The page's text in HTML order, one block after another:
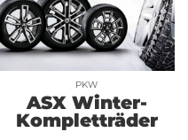
PKW
ASX Winter-
Kompletträder